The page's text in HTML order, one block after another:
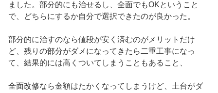
ました。部分的にも治せるし、全面でもOKということ
で、どちらにするか自分で選択できたのが良かった。
部分的に治すのなら値段が安く済むのがメリットだけ
ど、残りの部分がダメになってきたら二重工事になっ
て、結果的には高くついてしまうこともあること、
全面改修なら金額はたかくなってしまうけど、土台がダ